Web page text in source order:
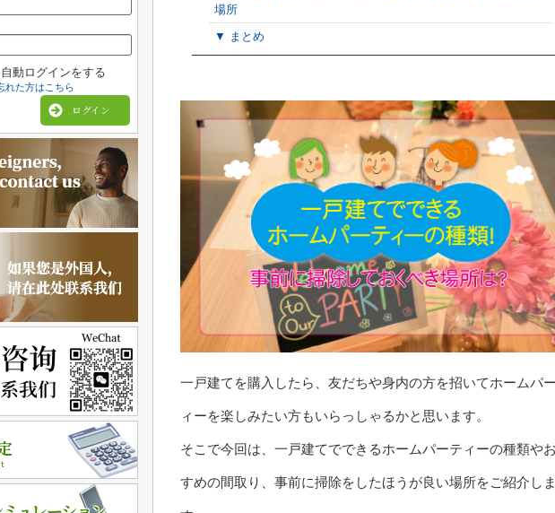
場所
▼ まとめ
一戸建てを購入したら、友だちや身内の方を招いてホームパ
ィーを楽しみたい方もいらっしゃるかと思います。
そこで今回は、一戸建てでできるホームパーティーの種類や
すめの間取り、事前に掃除をしたほうが良い場所をご紹介しま
動ログインをする
れた方はこちら
ログイン